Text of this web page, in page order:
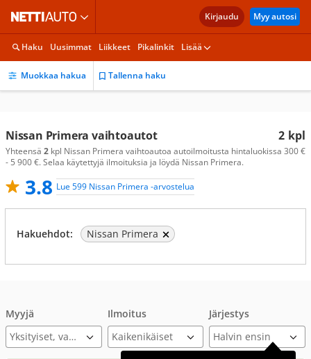
Kirjaudu Myy autosi
Haku Uusimmat Liikkeet Pikalinkit Lisää
Muokkaa hakua Tallenna haku
2 kpl
Nissan Primera vaihtoautot
Yhteensä 2 kpl Nissan Primera vaihtoautoa autoilmoitusta hintaluokissa 300 €
- 5 900 €. Selaa käytettyjä ilmoituksia ja löydä Nissan Primera.
3.8 Lue 599 Nissan Primera -arvostelua
Hakuehdot: Nissan Primera
Myyjä
Yksityiset, varmennettu ilmoitus
Ilmoitus Järjestys